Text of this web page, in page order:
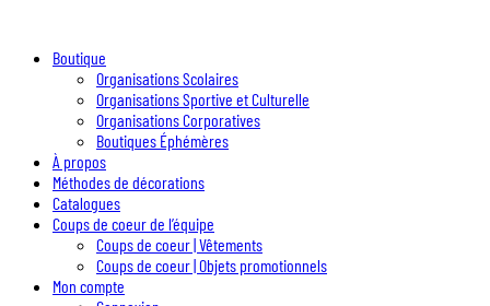
Boutique
Organisations Scolaires
Organisations Sportive et Culturelle
Organisations Corporatives
Boutiques Éphémères
À propos
Méthodes de décorations
Catalogues
Coups de coeur de l’équipe
Coups de coeur | Vêtements
Coups de coeur | Objets promotionnels
Mon compte